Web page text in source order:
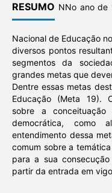
RESUMO NNo ano de
Nacional de Educação
diversos pontos
segmentos da
grandes metas que
Dentre essas metas
Educação (Meta 19).
sobre a
democrática, como
entendimento dessa
comum sobre a
para a sua
partir da entrada em